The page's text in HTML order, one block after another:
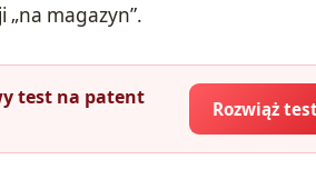
magazyn”.
test na patent
Rozwiąż